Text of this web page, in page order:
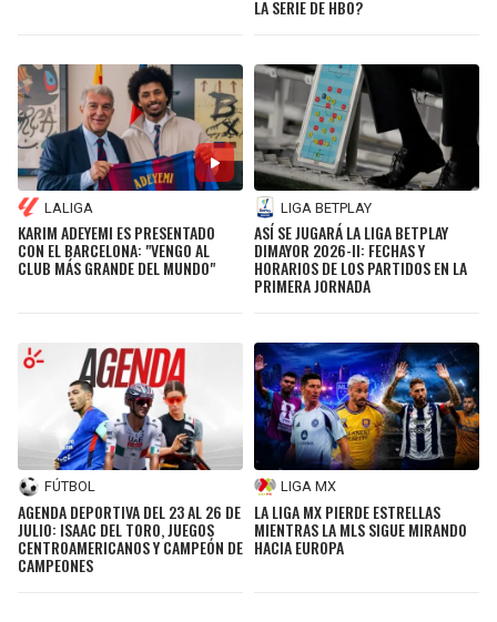
LA SERIE DE HBO?
LALIGA
KARIM ADEYEMI ES PRESENTADO
CON EL BARCELONA: "VENGO AL
CLUB MÁS GRANDE DEL MUNDO"
LIGA BETPLAY
ASÍ SE JUGARÁ LA LIGA BETPLAY
DIMAYOR 2026-II: FECHAS Y
HORARIOS DE LOS PARTIDOS EN LA
PRIMERA JORNADA
FÚTBOL
AGENDA DEPORTIVA DEL 23 AL 26 DE
JULIO: ISAAC DEL TORO, JUEGOS
CENTROAMERICANOS Y CAMPEÓN DE
CAMPEONES
LIGA MX
LA LIGA MX PIERDE ESTRELLAS
MIENTRAS LA MLS SIGUE MIRANDO
HACIA EUROPA